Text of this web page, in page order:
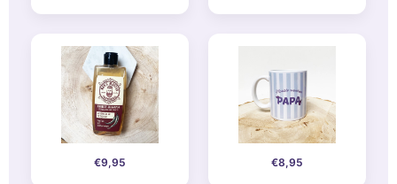
€9,95 €8,95